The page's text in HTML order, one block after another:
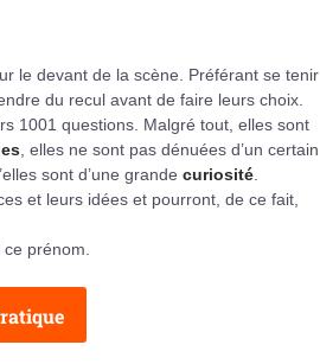
le devant de la scène. Préférant se tenir
du recul avant de faire leurs choix.
1001 questions. Malgré tout, elles sont
, elles ne sont pas dénuées d’un certain
sont d’une grande curiosité
et leurs idées et pourront, de ce fait,
prénom.